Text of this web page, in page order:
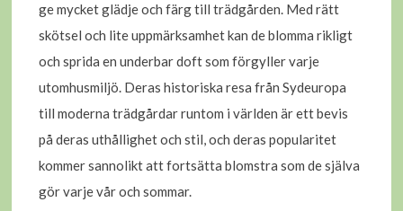
ge mycket glädje och färg till trädgården. Med rätt
skötsel och lite uppmärksamhet kan de blomma rikligt
och sprida en underbar doft som förgyller varje
utomhusmiljö. Deras historiska resa från Sydeuropa
till moderna trädgårdar runtom i världen är ett bevis
på deras uthållighet och stil, och deras popularitet
kommer sannolikt att fortsätta blomstra som de själva
gör varje vår och sommar.